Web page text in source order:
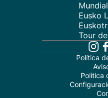
Eusko
Tour
Política
Política